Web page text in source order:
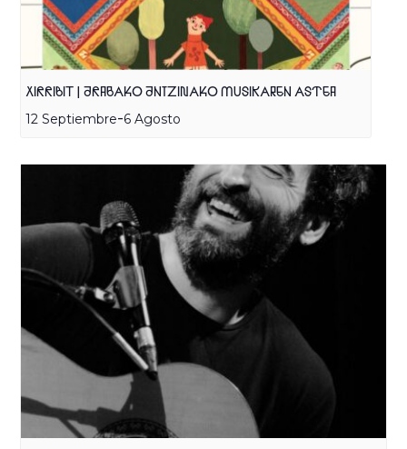
XIRRIBIT | ARABAKO ANTZINAKO MUSIKAREN ASTEA
12 Septiembre-6 Agosto